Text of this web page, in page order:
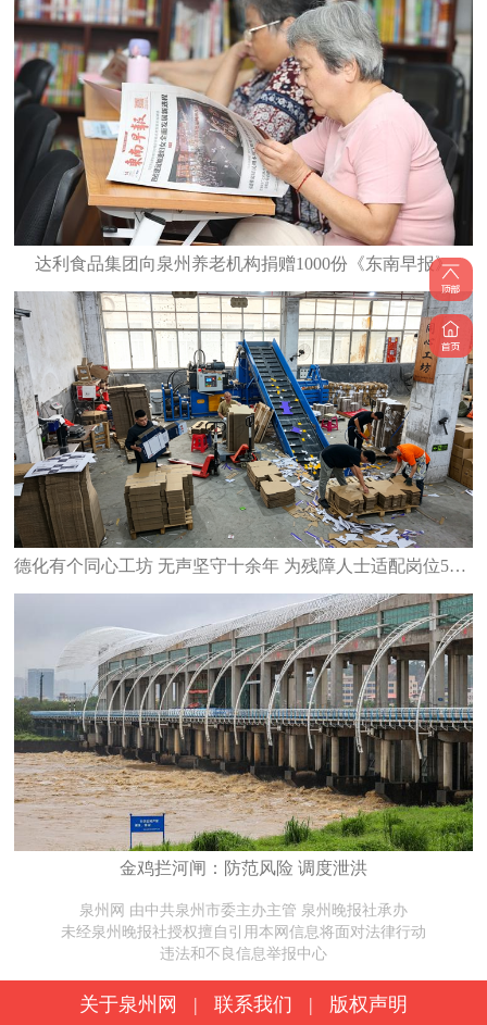
达利食品集团向泉州养老机构捐赠1000份《东南早报》
德化有个同心工坊 无声坚守十余年 为残障人士适配岗位53人次
金鸡拦河闸：防范风险 调度泄洪
泉州网 由中共泉州市委主办主管 泉州晚报社承办
未经泉州晚报社授权擅自引用本网信息将面对法律行动
违法和不良信息举报中心
关于泉州网 | 联系我们 | 版权声明